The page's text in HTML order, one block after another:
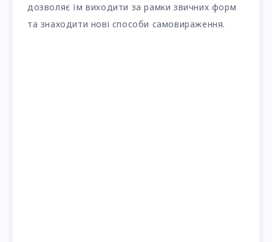
дозволяє їм виходити за рамки звичних форм
та знаходити нові способи самовираження.